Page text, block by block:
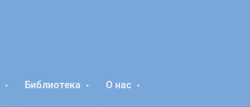
Библиотека
О нас